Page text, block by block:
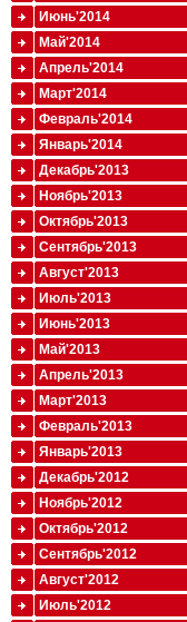
Июнь'2014
Май'2014
Апрель'2014
Март'2014
Февраль'2014
Январь'2014
Декабрь'2013
Ноябрь'2013
Октябрь'2013
Сентябрь'2013
Август'2013
Июль'2013
Июнь'2013
Май'2013
Апрель'2013
Март'2013
Февраль'2013
Январь'2013
Декабрь'2012
Ноябрь'2012
Октябрь'2012
Сентябрь'2012
Август'2012
Июль'2012